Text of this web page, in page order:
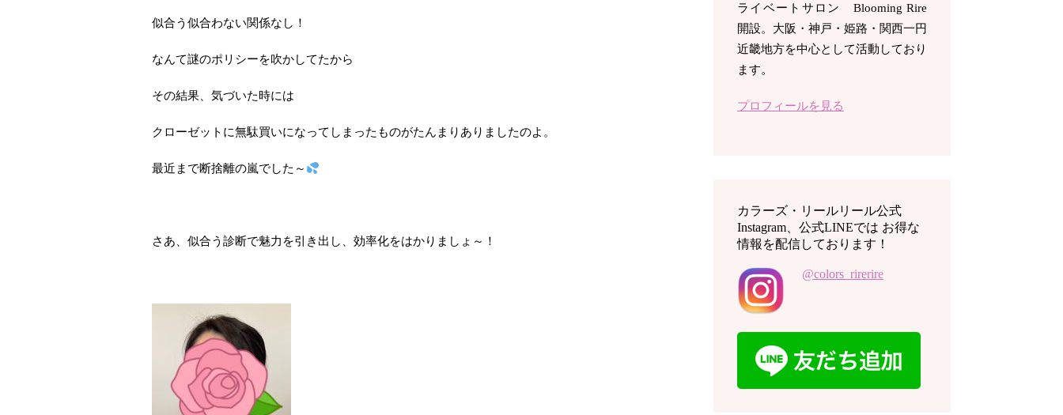
似合う似合わない関係なし！
なんて謎のポリシーを吹かしてたから
その結果、気づいた時には
クローゼットに無駄買いになってしまったものがたんまりありましたのよ。
最近まで断捨離の嵐でした～
さあ、似合う診断で魅力を引き出し、効率化をはかりましょ～！
ライベートサロン Blooming Rire
開設。 大阪・神戸・姫路・関西一円
近畿地方を中心として活動しており
ます。
プロフィールを見る
カラーズ・リールリール公式
Instagram、公式LINEでは お得な
情報を配信しております！
@colors_rirerire